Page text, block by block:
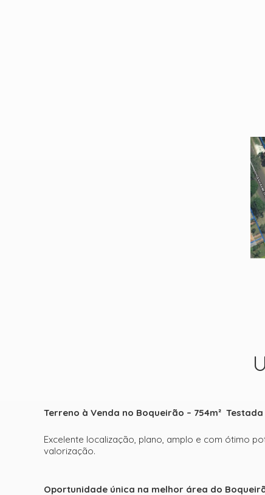
Terreno à Venda no Boqueirão – 754m²
Excelente localização, plano, amplo e com ótimo
valorização.
Oportunidade única na melhor área do